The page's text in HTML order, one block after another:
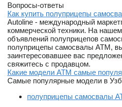
Вопросы-ответы
Как купить полуприцепы
Autoline - международный
коммерческой техники. На
объявлений полуприцепов
полуприцепы самосвалы ATM,
заинтересовавшее вас
свяжитесь с продавцом.
Какие модели ATM самые
Самые популярные модели в
полуприцепы самосвалы